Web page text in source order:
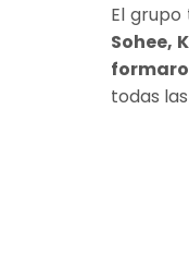
El
Sohee,
todas